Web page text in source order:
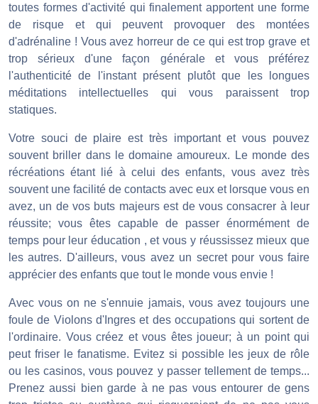
toutes formes d'activité qui finalement apportent une forme
de risque et qui peuvent provoquer des montées
d'adrénaline ! Vous avez horreur de ce qui est trop grave et
trop sérieux d'une façon générale et vous préférez
l'authenticité de l'instant présent plutôt que les longues
méditations intellectuelles qui vous paraissent trop
statiques.
Votre souci de plaire est très important et vous pouvez
souvent briller dans le domaine amoureux. Le monde des
récréations étant lié à celui des enfants, vous avez très
souvent une facilité de contacts avec eux et lorsque vous en
avez, un de vos buts majeurs est de vous consacrer à leur
réussite; vous êtes capable de passer énormément de
temps pour leur éducation , et vous y réussissez mieux que
les autres. D'ailleurs, vous avez un secret pour vous faire
apprécier des enfants que tout le monde vous envie !
Avec vous on ne s'ennuie jamais, vous avez toujours une
foule de Violons d'Ingres et des occupations qui sortent de
l'ordinaire. Vous créez et vous êtes joueur; à un point qui
peut friser le fanatisme. Evitez si possible les jeux de rôle
ou les casinos, vous pouvez y passer tellement de temps...
Prenez aussi bien garde à ne pas vous entourer de gens